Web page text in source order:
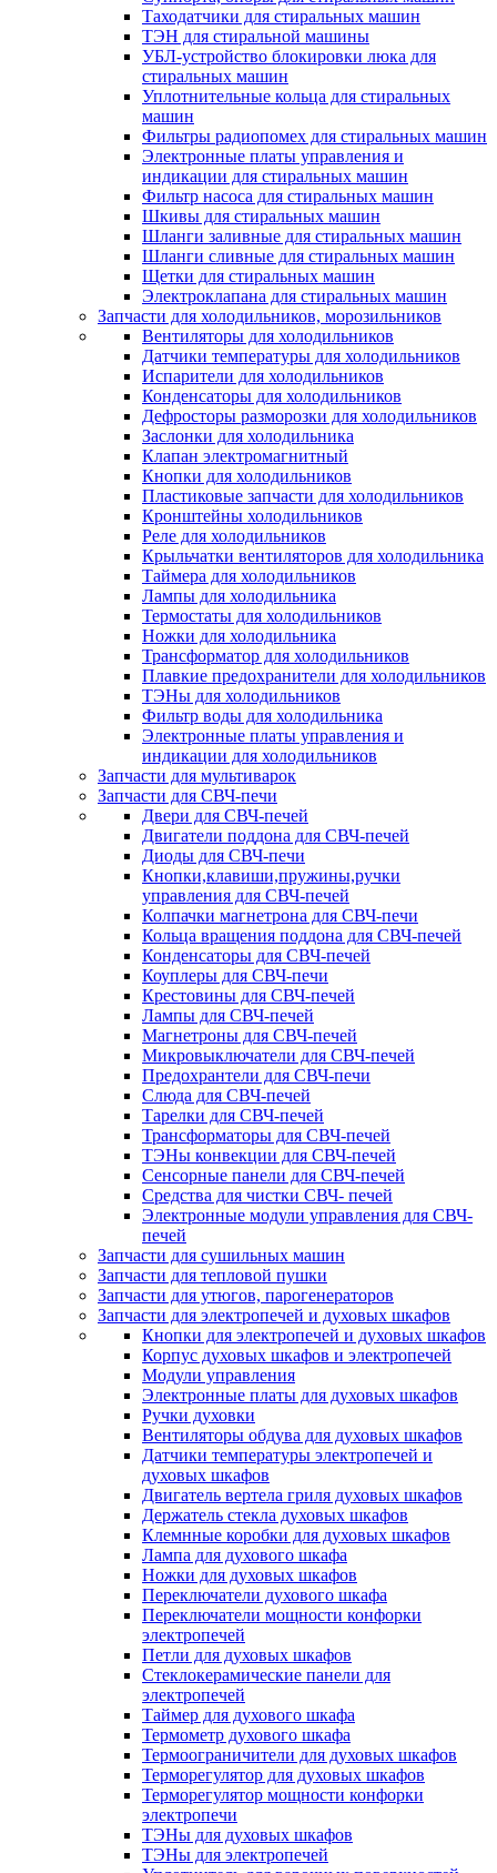
Таходатчики для стиральных машин
ТЭН для стиральной машины
УБЛ-устройство блокировки люка для
стиральных машин
Уплотнительные кольца для стиральных
машин
Фильтры радиопомех для стиральных машин
Электронные платы управления и
индикации для стиральных машин
Фильтр насоса для стиральных машин
Шкивы для стиральных машин
Шланги заливные для стиральных машин
Шланги сливные для стиральных машин
Щетки для стиральных машин
Электроклапана для стиральных машин
Запчасти для холодильников, морозильников
Вентиляторы для холодильников
Датчики температуры для холодильников
Испарители для холодильников
Конденсаторы для холодильников
Дефросторы разморозки для холодильников
Заслонки для холодильника
Клапан электромагнитный
Кнопки для холодильников
Пластиковые запчасти для холодильников
Кронштейны холодильников
Реле для холодильников
Крыльчатки вентиляторов для холодильника
Таймера для холодильников
Лампы для холодильника
Термостаты для холодильников
Ножки для холодильника
Трансформатор для холодильников
Плавкие предохранители для холодильников
ТЭНы для холодильников
Фильтр воды для холодильника
Электронные платы управления и
индикации для холодильников
Запчасти для мультиварок
Запчасти для СВЧ-печи
Двери для СВЧ-печей
Двигатели поддона для СВЧ-печей
Диоды для СВЧ-печи
Кнопки,клавиши,пружины,ручки
управления для СВЧ-печей
Колпачки магнетрона для СВЧ-печи
Кольца вращения поддона для СВЧ-печей
Конденсаторы для СВЧ-печей
Коуплеры для СВЧ-печи
Крестовины для СВЧ-печей
Лампы для СВЧ-печей
Магнетроны для СВЧ-печей
Микровыключатели для СВЧ-печей
Предохрантели для СВЧ-печи
Слюда для СВЧ-печей
Тарелки для СВЧ-печей
Трансформаторы для СВЧ-печей
ТЭНы конвекции для СВЧ-печей
Сенсорные панели для СВЧ-печей
Средства для чистки СВЧ- печей
Электронные модули управления для СВЧ-
печей
Запчасти для сушильных машин
Запчасти для тепловой пушки
Запчасти для утюгов, парогенераторов
Запчасти для электропечей и духовых шкафов
Кнопки для электропечей и духовых шкафов
Корпус духовых шкафов и электропечей
Модули управления
Электронные платы для духовых шкафов
Ручки духовки
Вентиляторы обдува для духовых шкафов
Датчики температуры электропечей и
духовых шкафов
Двигатель вертела гриля духовых шкафов
Держатель стекла духовых шкафов
Клемнные коробки для духовых шкафов
Лампа для духового шкафа
Ножки для духовых шкафов
Переключатели духового шкафа
Переключатели мощности конфорки
электропечей
Петли для духовых шкафов
Стеклокерамические панели для
электропечей
Таймер для духового шкафа
Термометр духового шкафа
Термоограничители для духовых шкафов
Терморегулятор для духовых шкафов
Терморегулятор мощности конфорки
электропечи
ТЭНы для духовых шкафов
ТЭНы для электропечей